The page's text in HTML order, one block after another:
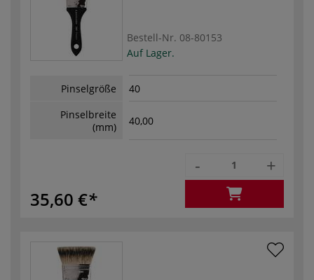
Bestell-Nr. 08-80153
Auf Lager.
Pinselgröße
40
Pinselbreite
(mm)
40,00
35,60 €
- +